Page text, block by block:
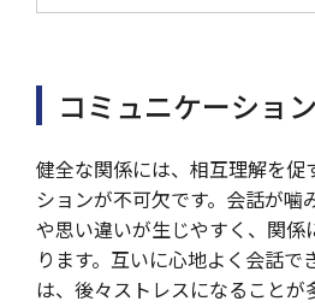
コミュニケーショ
健全な関係には、相互理解を促
ションが不可欠です。会話が噛
や思い違いが生じやすく、関係
ります。互いに心地よく会話で
は、後々ストレスになることが